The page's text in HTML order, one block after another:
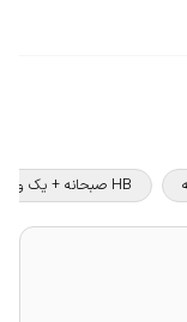
HB صبحانه + یک وعده غذا